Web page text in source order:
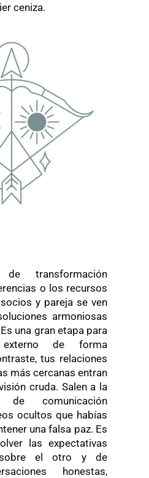
ceniza.
transformación
o los recursos
y pareja se ven
armoniosas
una gran etapa para
de forma
tus relaciones
más cercanas entran
cruda. Salen a la
comunicación
ocultos que habías
una falsa paz. Es
las expectativas
el otro y de
honestas,